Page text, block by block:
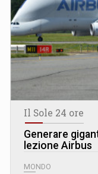
Il Sole 24 ore
Generare
lezione Airbus
MONDO